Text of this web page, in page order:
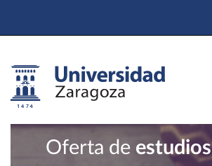
Oferta de estudios